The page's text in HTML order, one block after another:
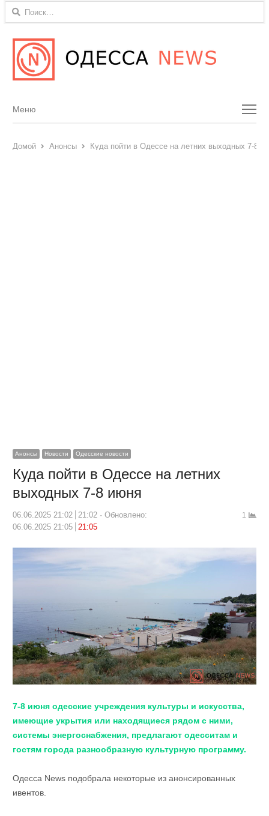
Найти:
Menu
Меню
Домой Анонсы Куда пойти в Одессе на летних выходных 7-8
Анонсы Новости Одесские новости
Куда пойти в Одессе на летних
выходных 7-8 июня
06.06.2025 21:02 21:02
Обновлено:
06.06.2025 21:05
21:05
1
7-8 июня одесские учреждения культуры и искусства,
имеющие укрытия или находящиеся рядом с ними,
системы энергоснабжения, предлагают одесситам и
гостям города разнообразную культурную программу.
Одесса News подобрала некоторые из анонсированных
ивентов.